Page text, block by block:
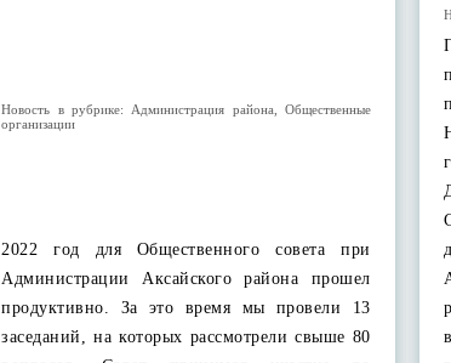
Новость в рубрике: Администрация района
Общественные
организации
2022 год для Общественного совета при
Администрации Аксайского района прошел
продуктивно. За это время мы провели 13
заседаний, на которых рассмотрели свыше 80